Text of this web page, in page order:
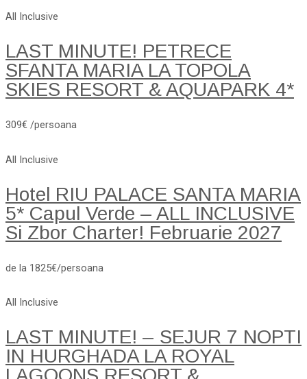
All Inclusive
LAST MINUTE! PETRECE
SFANTA MARIA LA TOPOLA
SKIES RESORT & AQUAPARK 4*
309€ /persoana
All Inclusive
Hotel RIU PALACE SANTA MARIA
5* Capul Verde – ALL INCLUSIVE
Si Zbor Charter! Februarie 2027
de la 1825€/persoana
All Inclusive
LAST MINUTE! – SEJUR 7 NOPTI
IN HURGHADA LA ROYAL